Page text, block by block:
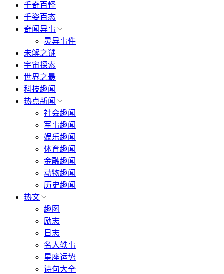
千奇百怪
千姿百态
奇闻异事
灵异事件
未解之谜
宇宙探索
世界之最
科技趣闻
热点新闻
社会趣闻
军事趣闻
娱乐趣闻
体育趣闻
金融趣闻
动物趣闻
历史趣闻
热文
趣图
励志
日志
名人轶事
星座运势
诗句大全